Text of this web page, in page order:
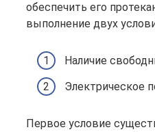
обеспечить его
выполнение двух
Наличие
Электрическое
Первое условие